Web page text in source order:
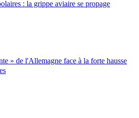
: la grippe aviaire se propage
» de l'Allemagne face à la forte hausse